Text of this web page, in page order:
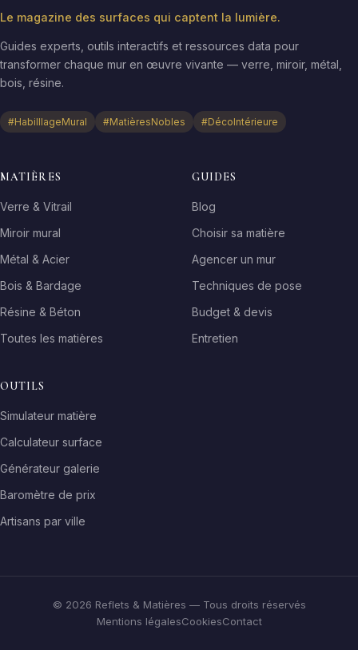
Le magazine des surfaces qui captent la lumière.
Guides experts, outils interactifs et ressources data pour
transformer chaque mur en œuvre vivante — verre, miroir, métal,
bois, résine.
#HabilllageMural #MatièresNobles #DécoIntérieure
MATIÈRES
Verre & Vitrail
Miroir mural
Métal & Acier
Bois & Bardage
Résine & Béton
Toutes les matières
GUIDES
Blog
Choisir sa matière
Agencer un mur
Techniques de pose
Budget & devis
Entretien
OUTILS
Simulateur matière
Calculateur surface
Générateur galerie
Baromètre de prix
Artisans par ville
© 2026 Reflets & Matières — Tous droits réservés
Mentions légalesCookiesContact